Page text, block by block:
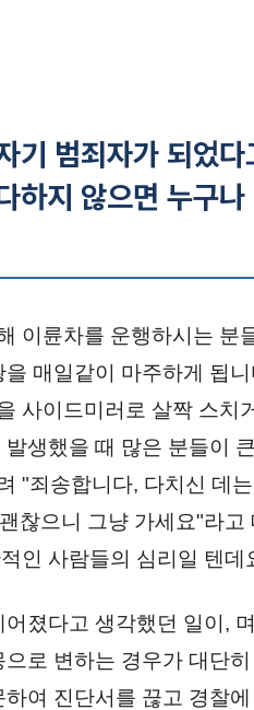
기 범죄자가 되었
하지 않으면 누구
이륜차를 운행하시는 분
매일같이 마주하게 됩
사이드미러로 살짝 스치
생했을 때 많은 분들이
"죄송합니다, 다치신 데
찮으니 그냥 가세요"라고
인 사람들의 심리일 텐데
졌다고 생각했던 일이,
로 변하는 경우가 대단
여 진단서를 끊고 경찰